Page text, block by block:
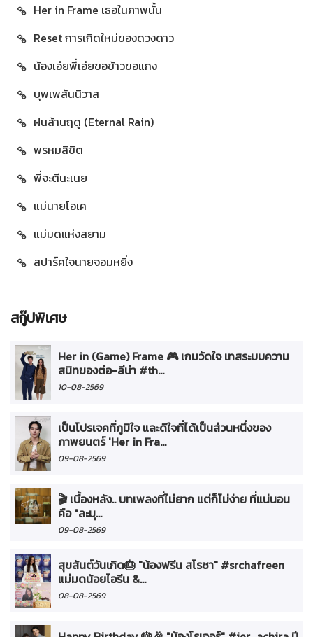
Her in Frame เธอในภาพนั้น
Reset การเกิดใหม่ของดวงดาว
น้องเอ๋ยพี่เอ่ยขอข้าวขอแกง
บุพเพสันนิวาส
ฝนล้านฤดู (Eternal Rain)
พรหมลิขิต
พี่จะตีนะเนย
แม่นายโอเค
แม่มดแห่งสยาม
สปาร์คใจนายจอมหยิ่ง
สกู๊ปพิเศษ
Her in (Game) Frame 🎮 เกมวัดใจ เทสระบบความ
สนิทของต่อ-ลีน่า #th...
10-08-2569
เป็นโปรเจคที่ภูมิใจ และดีใจที่ได้เป็นส่วนหนึ่งของ
ภาพยนตร์ 'Her in Fra...
09-08-2569
🎬 เบื้องหลัง.. บทเพลงที่ไม่ยาก แต่ก็ไม่ง่าย ที่แน่นอน
คือ "ละมุ...
09-08-2569
สุขสันต์วันเกิด🎂 "น้องฟรีน สโรชา" #srchafreen
แม่มดน้อยไอรีน &...
08-08-2569